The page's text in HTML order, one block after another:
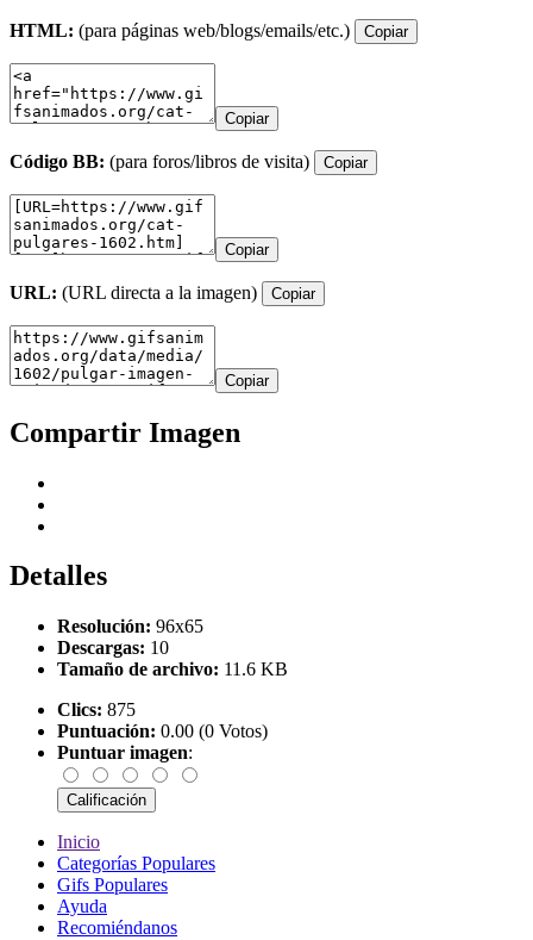
HTML: (para páginas web/blogs/emails/etc.) Copiar
Copiar
Código BB: (para foros/libros de visita) Copiar
Copiar
URL: (URL directa a la imagen) Copiar
Copiar
Compartir Imagen
Detalles
Resolución: 96x65
Descargas: 10
Tamaño de archivo: 11.6 KB
Clics: 875
Puntuación: 0.00 (0 Votos)
Puntuar imagen:
Inicio
Categorías Populares
Gifs Populares
Ayuda
Recomiéndanos